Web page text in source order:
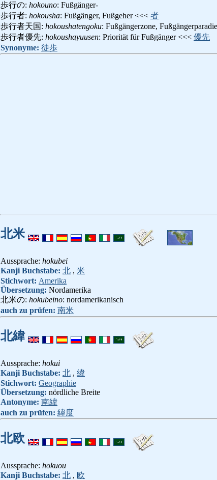
歩行の: hokouno: Fußgänger-
歩行者: hokousha: Fußgänger, Fußgeher <<< 者
歩行者天国: hokoushatengoku: Fußgängerzone,
歩行者優先: hokoushayuusen: Priorität für Fußgänger <<< 優先
Synonyme: 徒歩
北米
Aussprache: hokubei
Kanji Buchstabe: 北 , 米
Stichwort: Amerika
Übersetzung: Nordamerika
北米の: hokubeino: nordamerikanisch
auch zu prüfen: 南米
北緯
Aussprache: hokui
Kanji Buchstabe: 北 , 緯
Stichwort: Geographie
Übersetzung: nördliche Breite
Antonyme: 南緯
auch zu prüfen: 緯度
北欧
Aussprache: hokuou
Kanji Buchstabe: 北 , 欧